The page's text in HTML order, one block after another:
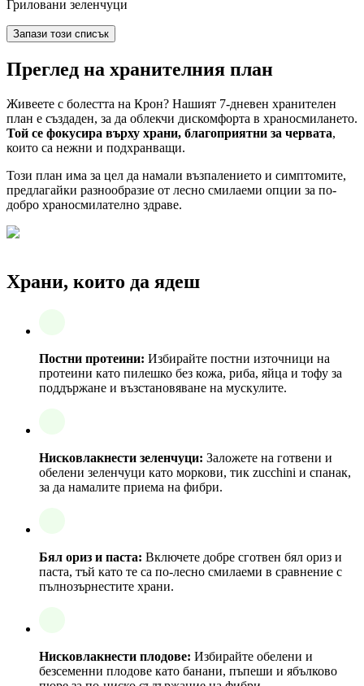
Гриловани зеленчуци
Запази този списък
Преглед на хранителния план
Живеете с болестта на Крон? Нашият 7-дневен хранителен
план е създаден, за да облекчи дискомфорта в храносмилането.
Той се фокусира върху храни, благоприятни за червата,
които са нежни и подхранващи.
Този план има за цел да намали възпалението и симптомите,
предлагайки разнообразие от лесно смилаеми опции за по-
добро храносмилателно здраве.
Храни, които да ядеш
Постни протеини: Избирайте постни източници на
протеини като пилешко без кожа, риба, яйца и тофу за
поддържане и възстановяване на мускулите.
Нисковлакнести зеленчуци: Заложете на готвени и
обелени зеленчуци като моркови, тик zucchini и спанак,
за да намалите приема на фибри.
Бял ориз и паста: Включете добре сготвен бял ориз и
паста, тъй като те са по-лесно смилаеми в сравнение с
пълнозърнестите храни.
Нисковлакнести плодове: Избирайте обелени и
безсеменни плодове като банани, пъпеши и ябълково